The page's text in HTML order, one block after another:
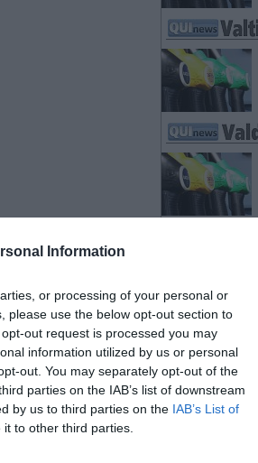
Information
or processing of your personal or
please use the below opt-out section to
out request is processed you may
information utilized by us or personal
out. You may separately opt-out of the
parties on the IAB’s list of downstream
by us to third parties on the IAB’s List of
to other third parties.